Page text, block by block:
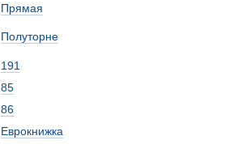
Прямая
Полуторне
191
85
86
Еврокнижка